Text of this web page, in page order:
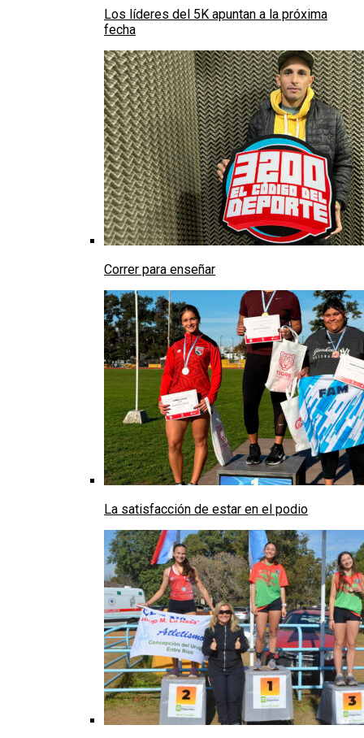
Los líderes del 5K apuntan a la próxima
fecha
Correr para enseñar
La satisfacción de estar en el podio